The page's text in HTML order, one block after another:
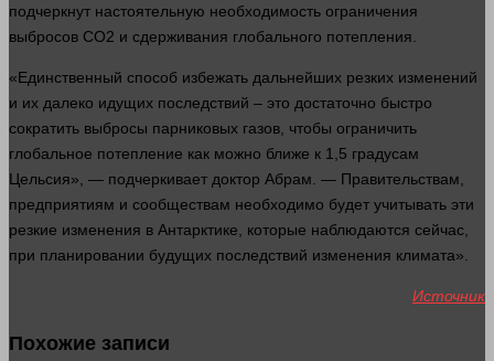
подчеркнут настоятельную необходимость ограничения
выбросов CO2 и сдерживания глобального потепления.
«Единственный способ избежать дальнейших резких изменений
и их далеко идущих последствий – это достаточно быстро
сократить выбросы парниковых газов , чтобы ограничить
глобальное потепление как можно ближе к 1,5 градусам
Цельсия», — подчеркивает доктор Абрам. — Правительствам,
предприятиям и сообществам необходимо будет учитывать эти
резкие изменения в Антарктике, которые наблюдаются сейчас
при планировании будущих последствий изменения климата».
Источник
Похожие записи